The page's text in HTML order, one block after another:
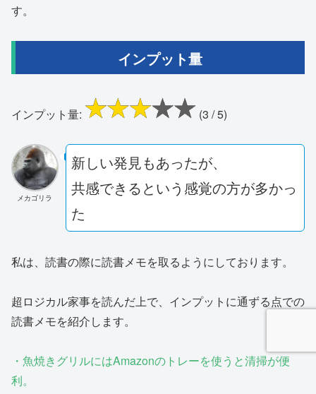
す。
インプット量
インプット量: (3 / 5)
メカゴリラ
新しい発見もあったが、
共感できるという感覚の方が多かっ
た
私は、読書の際に読書メモを取るようにしております。
超ロジカル家事を読んだ上で、インプットに通ずる点での
読書メモを紹介します。
・魚焼きグリルにはAmazonのトレーを使うと清掃が便
利。